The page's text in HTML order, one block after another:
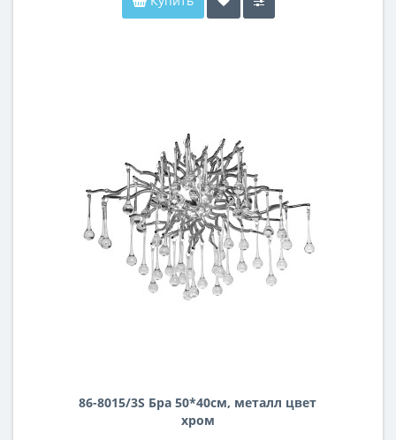
86-8015/3S Бра 50*40см, металл цвет
хром